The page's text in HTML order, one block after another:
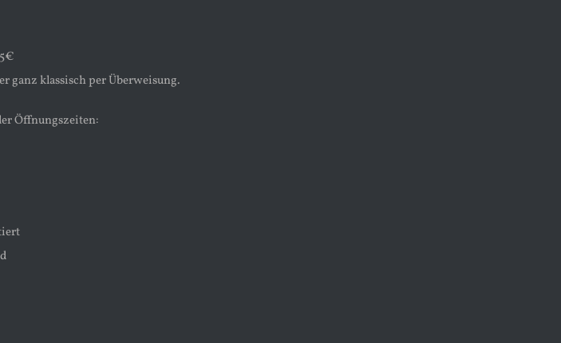
ganz klassisch per Überweisung.
Öffnungszeiten: